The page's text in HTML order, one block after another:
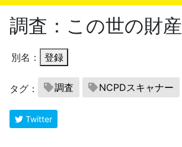
調査：この世の財産
別名： 登録
タグ： 調査 NCPDスキャナー
Twitter